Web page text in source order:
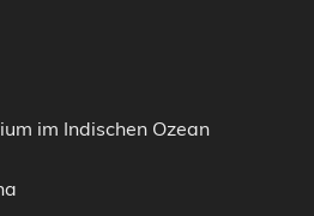
im Indischen Ozean